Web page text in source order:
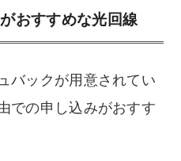
おすすめな光回線
バックが用意されてい
での申し込みがおすす